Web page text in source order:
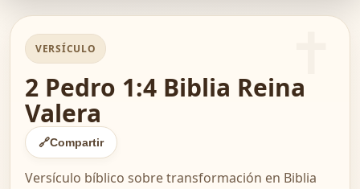
VERSÍCULO
2 Pedro 1:4 Biblia Reina
Valera
🔗Compartir
Versículo bíblico sobre transformación en Biblia